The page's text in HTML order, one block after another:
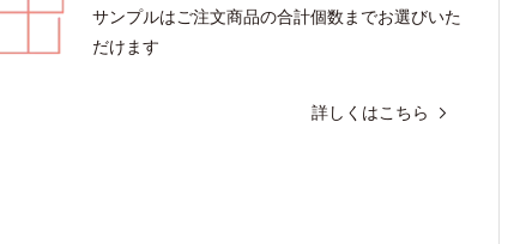
サンプルはご注文商品の合計個数までお選びいた
だけます
詳しくはこちら